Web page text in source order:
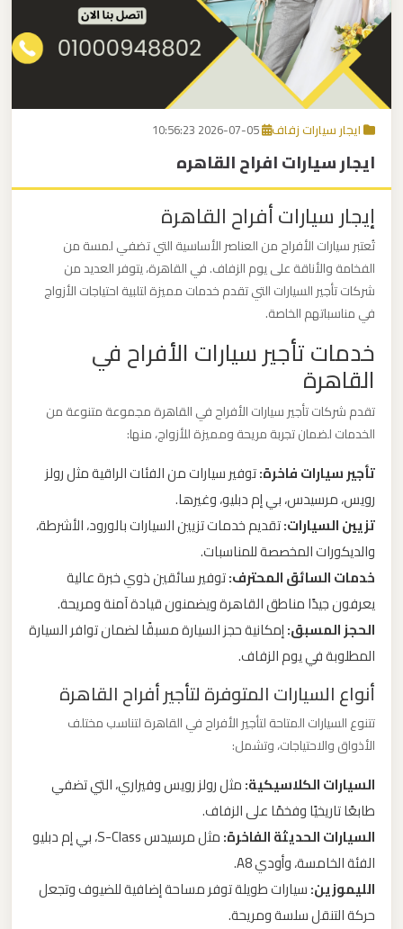
اتصل بنا
EN
ايجار سيارات زفاف
ايجار سيارات افراح القاهره
إيجار سيارات أفراح القاهرة
تُعتبر سيارات الأفراح من العناصر الأساسية التي تضفي لمسة من
الفخامة والأناقة على يوم الزفاف. في القاهرة، يتوفر العديد من
شركات تأجير السيارات التي تقدم خدمات مميزة لتلبية احتياجات الأزواج
في مناسباتهم الخاصة.
خدمات تأجير سيارات الأفراح في
القاهرة
تقدم شركات تأجير سيارات الأفراح في القاهرة مجموعة متنوعة من
الخدمات لضمان تجربة مريحة ومميزة للأزواج، منها:
تأجير سيارات فاخرة:توفير سيارات من الفئات الراقية مثل رولز
رويس، مرسيدس، بي إم دبليو، وغيرها.
تزيين السيارات:تقديم خدمات تزيين السيارات بالورود، الأشرطة،
والديكورات المخصصة للمناسبات.
خدمات السائق المحترف:توفير سائقين ذوي خبرة عالية
يعرفون جيدًا مناطق القاهرة ويضمنون قيادة آمنة ومريحة.
الحجز المسبق:إمكانية حجز السيارة مسبقًا لضمان توافر السيارة
المطلوبة في يوم الزفاف.
أنواع السيارات المتوفرة لتأجير أفراح القاهرة
تتنوع السيارات المتاحة لتأجير الأفراح في القاهرة لتناسب مختلف
الأذواق والاحتياجات، وتشمل:
السيارات الكلاسيكية:مثل رولز رويس وفيراري، التي تضفي
طابعًا تاريخيًا وفخمًا على الزفاف.
السيارات الحديثة الفاخرة:
مثل مرسيدس S-Class، بي إم دبليو
الفئة الخامسة، وأودي A8.
الليموزين:سيارات طويلة توفر مساحة إضافية للضيوف وتجعل
حركة التنقل سلسة ومريحة.
برج
العرب
القاهرة
مكاتب
ليموزين
الاسكندرية
مطار
القاهرة
ليموزين
ليموزين
نويبع
ليموزين
مطار
العرب
الساحل
الشمالي
ليموزين
العرب
القاهرة
ليموزين
مطار